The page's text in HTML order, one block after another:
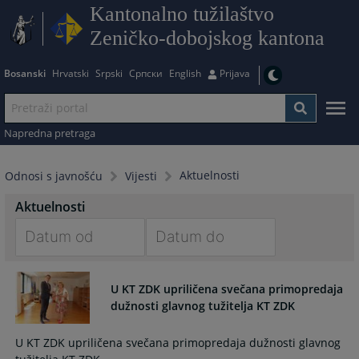
Kantonalno tužilaštvo
Zeničko-dobojskog kantona
Bosanski Hrvatski Srpski Српски English Prijava
Napredna pretraga
Odnosi s javnošću Vijesti Aktuelnosti
Aktuelnosti
forward
to
interact
the
forward
to
interact
the
U KT ZDK upriličena svečana primopredaja
dužnosti glavnog tužitelja KT ZDK
U KT ZDK upriličena svečana primopredaja dužnosti glavnog